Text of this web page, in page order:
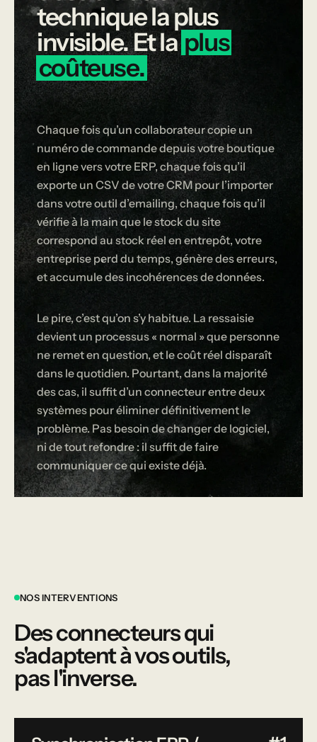
techniquelaplus
invisible.Etla plus
coûteuse.
Chaque fois qu’un collaborateur copie un
numéro de commande depuis votre boutique
en ligne vers votre ERP, chaque fois qu’il
exporte un CSV de votre CRM pour l’importer
dans votre outil d’emailing, chaque fois qu’il
vérifie à la main que le stock du site
correspond au stock réel en entrepôt, votre
entreprise perd du temps, génère des erreurs,
et accumule des incohérences de données.
Le pire, c’est qu’on s’y habitue. La ressaisie
devient un processus « normal » que personne
ne remet en question, et le coût réel disparaît
dans le quotidien. Pourtant, dans la majorité
des cas, il suffit d’un connecteur entre deux
systèmes pour éliminer définitivement le
problème. Pas besoin de changer de logiciel,
ni de tout refondre : il suffit de faire
communiquer ce qui existe déjà.
NOS INTERVENTIONS
Des connecteurs qui
s'adaptent à vos outils,
pas l'inverse.